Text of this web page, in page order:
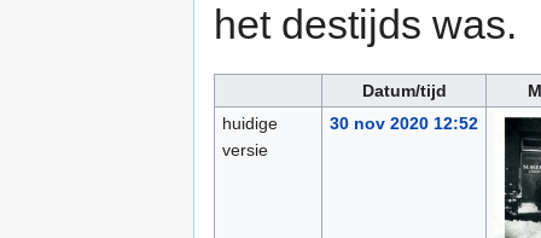
het destijds was.
Datum/tijd
huidige
versie
30 nov 2020 12:52